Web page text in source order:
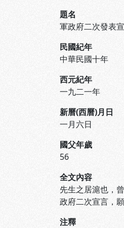
題名
軍政府二次發表
民國紀年
中華民國十年
西元紀年
一九二一年
新曆(西曆)月日
一月六日
國父年歲
56
全文內容
先生之居滬也，
政府二次宣言，
注釋